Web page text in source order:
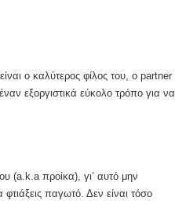
ο καλύτερος φίλος του, o partner
εξοργιστικά εύκολο τρόπο για να
(a.k.a προίκα), γι’ αυτό μην
παγωτό. Δεν είναι τόσο